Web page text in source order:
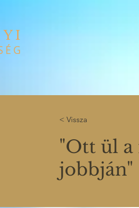
< Vissza
"Ott ül
jobbján"